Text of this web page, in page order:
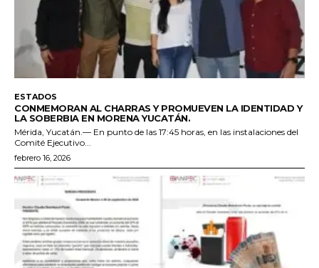
ESTADOS
CONMEMORAN AL CHARRAS Y PROMUEVEN LA IDENTIDAD Y
LA SOBERBIA EN MORENA YUCATÁN.
Mérida, Yucatán.— En punto de las 17:45 horas, en las instalaciones del
Comité Ejecutivo...
febrero 16, 2026